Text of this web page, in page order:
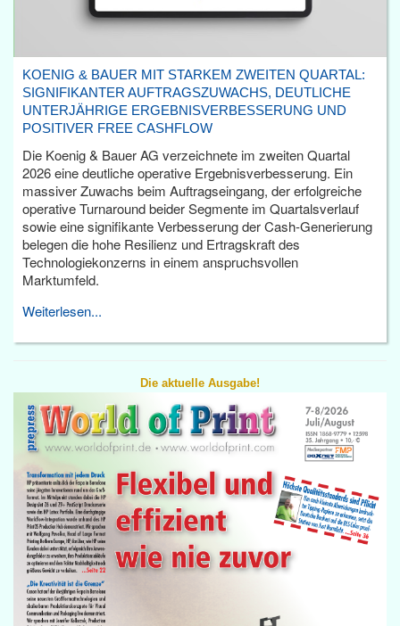
KOENIG & BAUER MIT STARKEM ZWEITEN QUARTAL:
SIGNIFIKANTER AUFTRAGSZUWACHS, DEUTLICHE
UNTERJÄHRIGE ERGEBNISVERBESSERUNG UND
POSITIVER FREE CASHFLOW
Die Koenig & Bauer AG verzeichnete im zweiten Quartal
2026 eine deutliche operative Ergebnisverbesserung. Ein
massiver Zuwachs beim Auftragseingang, der erfolgreiche
operative Turnaround beider Segmente im Quartalsverlauf
sowie eine signifikante Verbesserung der Cash-Generierung
belegen die hohe Resilienz und Ertragskraft des
Technologiekonzerns in einem anspruchsvollen
Marktumfeld.
Weiterlesen...
Die aktuelle Ausgabe!